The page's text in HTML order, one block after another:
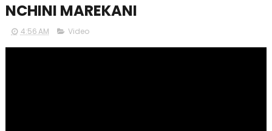
NCHINI MAREKANI
4:56 AM Video